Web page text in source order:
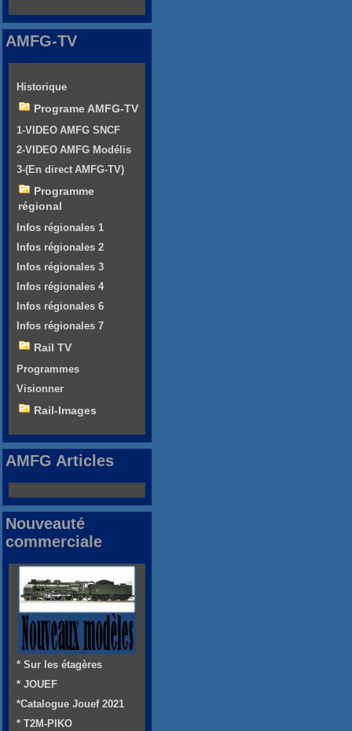
AMFG-TV
Historique
Programe AMFG-TV
1-VIDEO AMFG SNCF
2-VIDEO AMFG Modélis
3-(En direct AMFG-TV)
Programme
régional
Infos régionales 1
Infos régionales 2
Infos régionales 3
Infos régionales 4
Infos régionales 6
Infos régionales 7
Rail TV
Programmes
Visionner
Rail-Images
AMFG Articles
Nouveauté
commerciale
* Sur les étagères
* JOUEF
*Catalogue Jouef 2021
* T2M-PIKO